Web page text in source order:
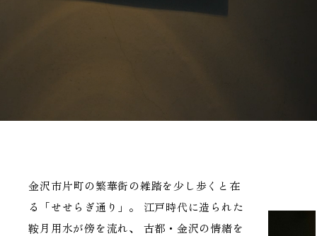
金沢市片町の繁華街の雑踏を少し歩くと在
る「せせらぎ通り」。
江戸時代に造られた
鞍月用水が傍を流れ、
古都・金沢の情緒を